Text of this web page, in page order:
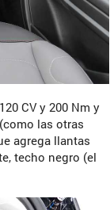
CV y 200 Nm y
las otras
agrega llantas
techo negro (el